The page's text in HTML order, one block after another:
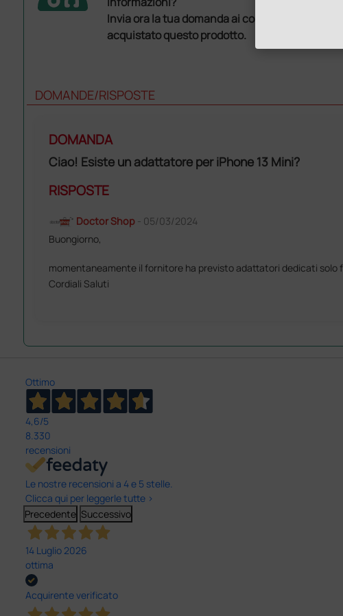
Invia ora la tua domanda ai colleghi che hanno
acquistato questo prodotto.
DOMANDE/RISPOSTE
DOMANDA
Ciao! Esiste un adattatore per iPhone 13 Mini?
RISPOSTE
Doctor Shop - 05/03/2024
Buongiorno,
momentaneamente il fornitore ha previsto adattatori dedicati solo
Cordiali Saluti
Ottimo
4,6/5
8.330
recensioni
Le nostre recensioni a 4 e 5 stelle.
Clicca qui per leggerle tutte >
Precedente Successivo
14 Luglio 2026
ottima
Acquirente verificato